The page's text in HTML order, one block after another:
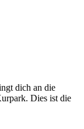
dich an die
Dies ist die